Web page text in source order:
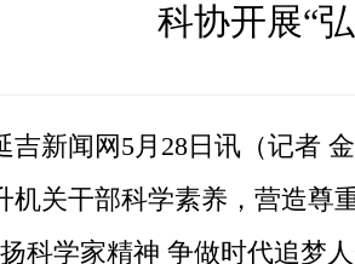
科协开展“
闻网5月28日讯（记者 金
机关干部科学素养，营造尊
科学家精神 争做时代追梦人